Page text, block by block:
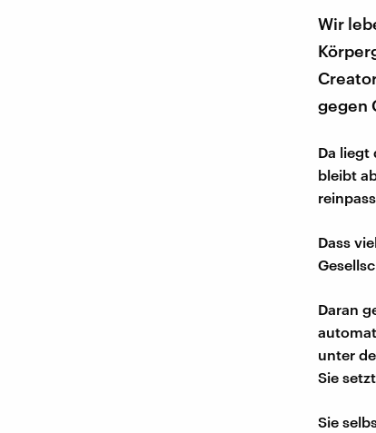
Wir
gegen
Da liegt
bleibt
Dass
Daran
unter
Sie
Sie